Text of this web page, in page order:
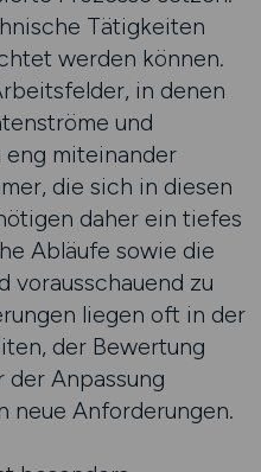
Tätigkeiten
werden können.
in denen
und
miteinander
die sich in diesen
daher ein tiefes
Abläufe sowie die
vorausschauend zu
liegen oft in der
der Bewertung
Anpassung
neue Anforderungen.